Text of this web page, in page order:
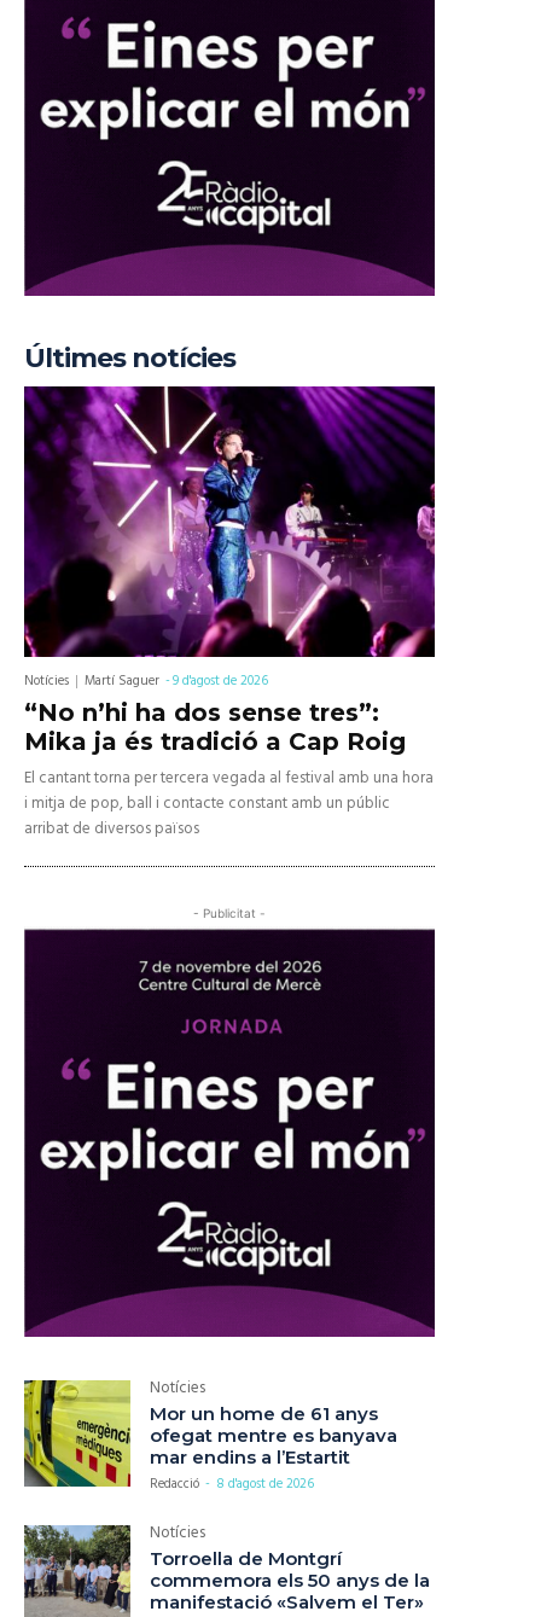
Últimes notícies
Notícies Martí Saguer -9 d'agost de 2026
“No n’hi ha dos sense tres”:
Mika ja és tradició a Cap Roig
El cantant torna per tercera vegada al festival amb una hora
i mitja de pop, ball i contacte constant amb un públic
arribat de diversos països
- Publicitat -
Notícies
Mor un home de 61 anys
ofegat mentre es banyava
mar endins a l’Estartit
Redacció - 8 d'agost de 2026
Notícies
Torroella de Montgrí
commemora els 50 anys de la
manifestació «Salvem el Ter»